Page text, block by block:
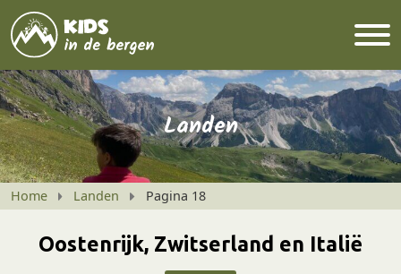
Landen
Home Landen Pagina 18
Oostenrijk, Zwitserland en Italië